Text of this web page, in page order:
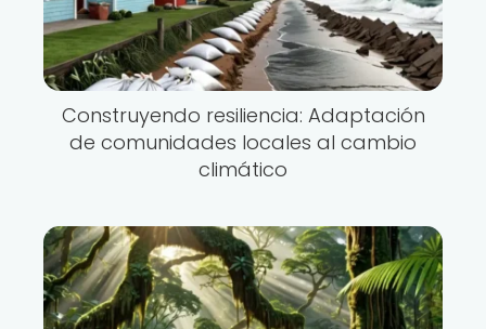
Construyendo resiliencia: Adaptación
de comunidades locales al cambio
climático